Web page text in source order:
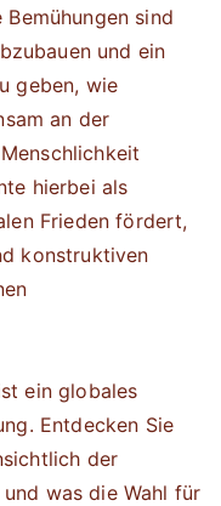
sind
und ein
geben, wie
an der
hierbei als
Frieden fördert,
konstruktiven
ein globales
Entdecken Sie
der
was die Wahl für